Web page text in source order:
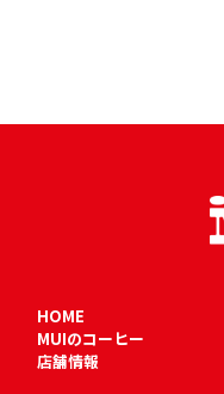
HOME
MUIのコーヒー
店舗情報